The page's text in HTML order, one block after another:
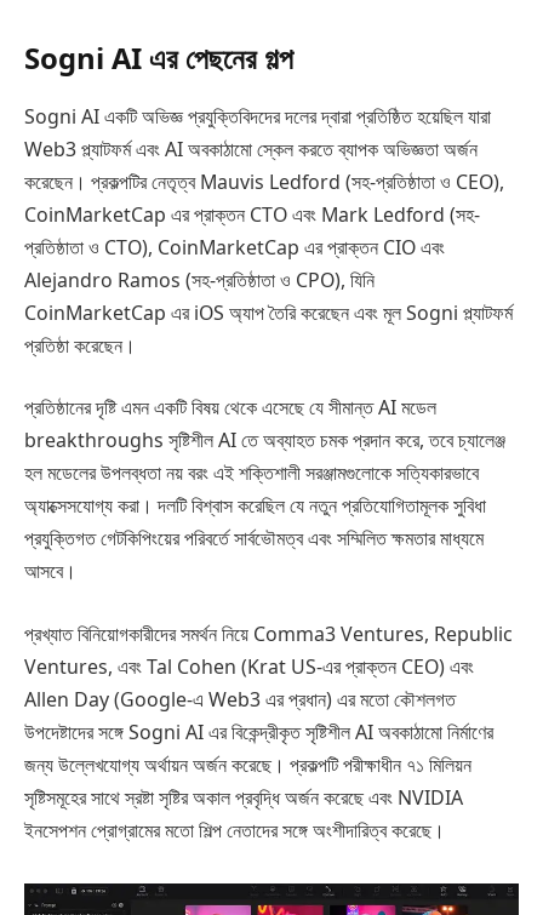
Sogni AI এর পেছনের গল্প
Sogni AI একটি অভিজ্ঞ প্রযুক্তিবিদদের দলের দ্বারা প্রতিষ্ঠিত হয়েছিল যারা
Web3 প্ল্যাটফর্ম এবং AI অবকাঠামো স্কেল করতে ব্যাপক অভিজ্ঞতা অর্জন
করেছেন। প্রকল্পটির নেতৃত্ব Mauvis Ledford (সহ-প্রতিষ্ঠাতা ও CEO),
CoinMarketCap এর প্রাক্তন CTO এবং Mark Ledford (সহ-
প্রতিষ্ঠাতা ও CTO), CoinMarketCap এর প্রাক্তন CIO এবং
Alejandro Ramos (সহ-প্রতিষ্ঠাতা ও CPO), যিনি
CoinMarketCap এর iOS অ্যাপ তৈরি করেছেন এবং মূল Sogni প্ল্যাটফর্ম
প্রতিষ্ঠা করেছেন।
প্রতিষ্ঠানের দৃষ্টি এমন একটি বিষয় থেকে এসেছে যে সীমান্ত AI মডেল
breakthroughs সৃষ্টিশীল AI তে অব্যাহত চমক প্রদান করে, তবে চ্যালেঞ্জ
হল মডেলের উপলব্ধতা নয় বরং এই শক্তিশালী সরঞ্জামগুলোকে সত্যিকারভাবে
অ্যাক্সেসযোগ্য করা। দলটি বিশ্বাস করেছিল যে নতুন প্রতিযোগিতামূলক সুবিধা
প্রযুক্তিগত গেটকিপিংয়ের পরিবর্তে সার্বভৌমত্ব এবং সম্মিলিত ক্ষমতার মাধ্যমে
আসবে।
প্রখ্যাত বিনিয়োগকারীদের সমর্থন নিয়ে Comma3 Ventures, Republic
Ventures, এবং Tal Cohen (Krat US-এর প্রাক্তন CEO) এবং
Allen Day (Google-এ Web3 এর প্রধান) এর মতো কৌশলগত
উপদেষ্টাদের সঙ্গে Sogni AI এর বিকেন্দ্রীকৃত সৃষ্টিশীল AI অবকাঠামো নির্মাণের
জন্য উল্লেখযোগ্য অর্থায়ন অর্জন করেছে। প্রকল্পটি পরীক্ষাধীন ৭১ মিলিয়ন
সৃষ্টিসমূহের সাথে স্রষ্টা সৃষ্টির অকাল প্রবৃদ্ধি অর্জন করেছে এবং NVIDIA
ইনসেপশন প্রোগ্রামের মতো শিল্প নেতাদের সঙ্গে অংশীদারিত্ব করেছে।